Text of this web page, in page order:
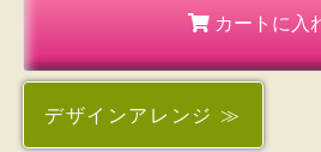
カートに入
デザインアレンジ ≫